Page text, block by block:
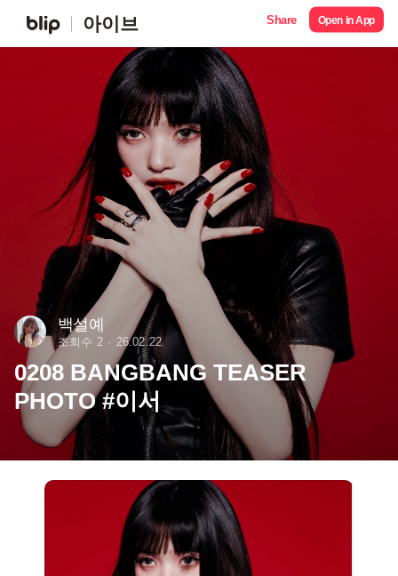
아이브 Share Open in App
백설예
조회수 2 26.02.22
0208 BANGBANG TEASER
PHOTO #이서